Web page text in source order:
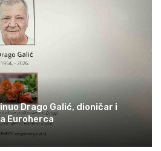
Drago Galić, dioničar i
Euroherca